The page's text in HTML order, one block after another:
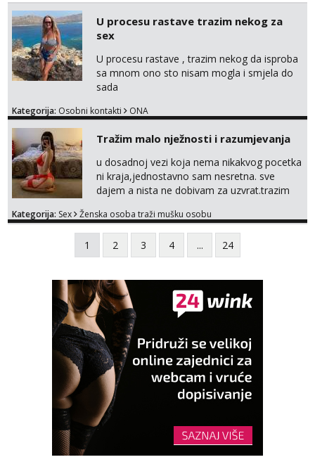
U procesu rastave trazim nekog za
sex
U procesu rastave , trazim nekog da isproba
sa mnom ono sto nisam mogla i smjela do
sada
Kategorija: Osobni kontakti ONA
Tražim malo nježnosti i razumjevanja
u dosadnoj vezi koja nema nikakvog pocetka
ni kraja,jednostavno sam nesretna. sve
dajem a nista ne dobivam za uzvrat.trazim
trazim puno samo malo njeznosti i
razumjevanja. volim njezan seks i njezne
poljupce po tijelu koji me jako
pale,obozavam kad muskarac preuzme
me tamo, cekam te!
Kategorija: Sex Ženska osoba traži mušku osobu
1 2 3 4 ... 24